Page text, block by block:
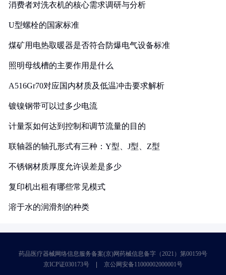
消费者对洗衣机的核心需求调研与分析
U型螺栓的国家标准
煤矿用电热取暖器是否符合防爆电气设备标准
照明母线槽的主要作用是什么
A516Gr70对应国内材质及低温冲击要求解析
镀镍钢带可以过多少电流
计量泵如何达到控制和调节流量的目的
联轴器的轴孔形式有三种：Y型、J型、Z型
不锈钢材质厚度允许误差是多少
复印机出租有哪些常见模式
溶于水的润滑剂的种类
药品医疗器械网络信息服务备案(京)网药械信息备字（2021）第00159号
京ICP证030173号
京公网安备11000002000001号